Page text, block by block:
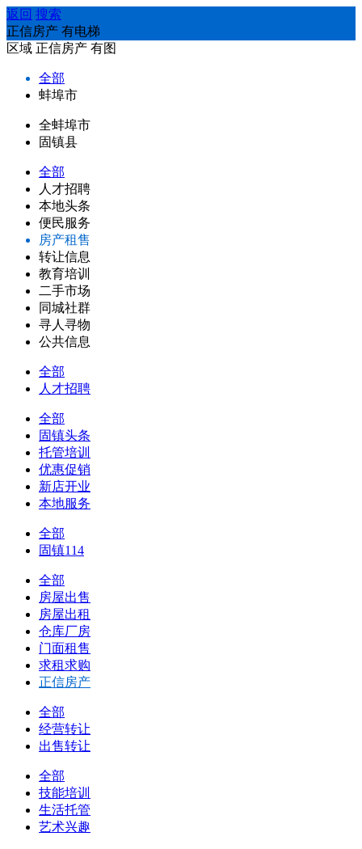
返回 搜索
正信房产 有电梯
区域 正信房产 有图
全部
蚌埠市
全蚌埠市
固镇县
全部
人才招聘
本地头条
便民服务
房产租售
转让信息
教育培训
二手市场
同城社群
寻人寻物
公共信息
全部
人才招聘
全部
固镇头条
托管培训
优惠促销
新店开业
本地服务
全部
固镇114
全部
房屋出售
房屋出租
仓库厂房
门面租售
求租求购
正信房产
全部
经营转让
出售转让
全部
技能培训
生活托管
艺术兴趣